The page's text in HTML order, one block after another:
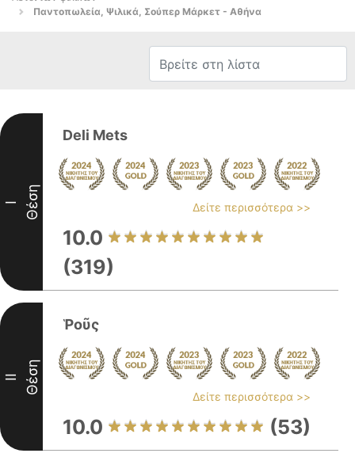
Παντοπωλεία, Ψιλικά, Σούπερ Μάρκετ - Αθήνα
I Θέση
Deli Mets
Δείτε περισσότερα >>
10.0
(319)
II Θέση
Ῥοῦς
Δείτε περισσότερα >>
10.0 (53)